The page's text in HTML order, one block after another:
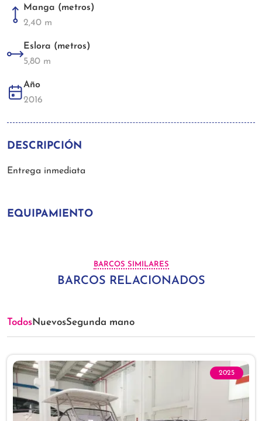
Manga (metros)
2,40 m
Eslora (metros)
5,80 m
Año
2016
DESCRIPCIÓN
Entrega inmediata
EQUIPAMIENTO
BARCOS SIMILARES
BARCOS RELACIONADOS
TodosNuevosSegunda mano
2025